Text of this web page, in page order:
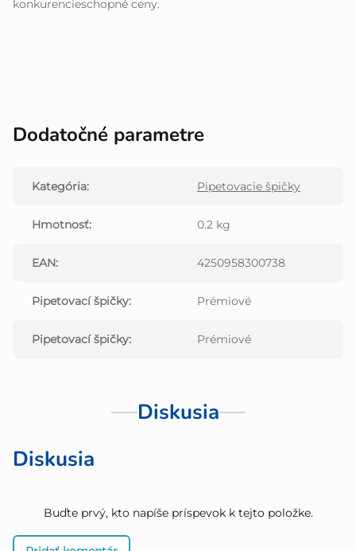
konkurencieschopné ceny.
Dodatočné parametre
Kategória: Pipetovacie špičky
Hmotnosť: 0.2 kg
EAN: 4250958300738
Pipetovací špičky: Prémiové
Pipetovací špičky: Prémiové
Diskusia
Diskusia
Buďte prvý, kto napíše príspevok k tejto položke.